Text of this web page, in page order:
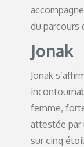
du parcours
Jonak
Jonak
femme,
attestée par
sur cinq